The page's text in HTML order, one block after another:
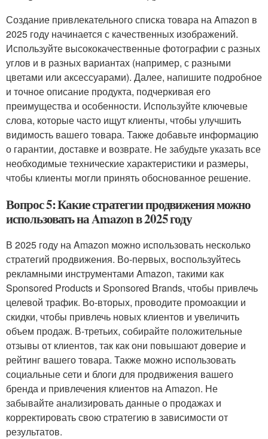
Создание привлекательного списка товара на Amazon в
2025 году начинается с качественных изображений.
Используйте высококачественные фотографии с разных
углов и в разных вариантах (например, с разными
цветами или аксессуарами). Далее, напишите подробное
и точное описание продукта, подчеркивая его
преимущества и особенности. Используйте ключевые
слова, которые часто ищут клиенты, чтобы улучшить
видимость вашего товара. Также добавьте информацию
о гарантии, доставке и возврате. Не забудьте указать все
необходимые технические характеристики и размеры,
чтобы клиенты могли принять обоснованное решение.
Вопрос 5: Какие стратегии продвижения можно
использовать на Amazon в 2025 году
В 2025 году на Amazon можно использовать несколько
стратегий продвижения. Во-первых, воспользуйтесь
рекламными инструментами Amazon, такими как
Sponsored Products и Sponsored Brands, чтобы привлечь
целевой трафик. Во-вторых, проводите промоакции и
скидки, чтобы привлечь новых клиентов и увеличить
объем продаж. В-третьих, собирайте положительные
отзывы от клиентов, так как они повышают доверие и
рейтинг вашего товара. Также можно использовать
социальные сети и блоги для продвижения вашего
бренда и привлечения клиентов на Amazon. Не
забывайте анализировать данные о продажах и
корректировать свою стратегию в зависимости от
результатов.